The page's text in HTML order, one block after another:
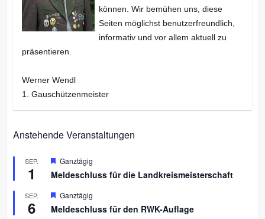
können. Wir bemühen uns, diese
Seiten möglichst benutzerfreundlich,
informativ und vor allem aktuell zu
präsentieren.
Werner Wendl
1. Gauschützenmeister
Anstehende Veranstaltungen
SEP.
1
H
r
o
r
Ganztägig
Meldeschluss für die Landkreismeisterschaft
SEP.
6
H
r
Ganztägig
Meldeschluss für den RWK-Auflage